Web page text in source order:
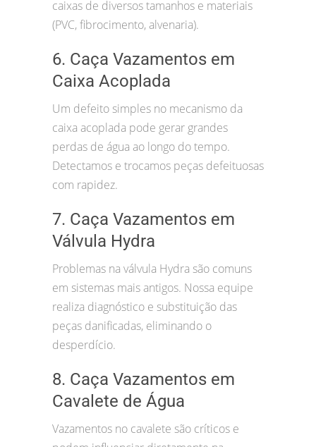
caixas de diversos tamanhos e materiais
(PVC, fibrocimento, alvenaria).
6. Caça Vazamentos em
Caixa Acoplada
Um defeito simples no mecanismo da
caixa acoplada pode gerar grandes
perdas de água ao longo do tempo.
Detectamos e trocamos peças defeituosas
com rapidez.
7. Caça Vazamentos em
Válvula Hydra
Problemas na válvula Hydra são comuns
em sistemas mais antigos. Nossa equipe
realiza diagnóstico e substituição das
peças danificadas, eliminando o
desperdício.
8. Caça Vazamentos em
Cavalete de Água
Vazamentos no cavalete são críticos e